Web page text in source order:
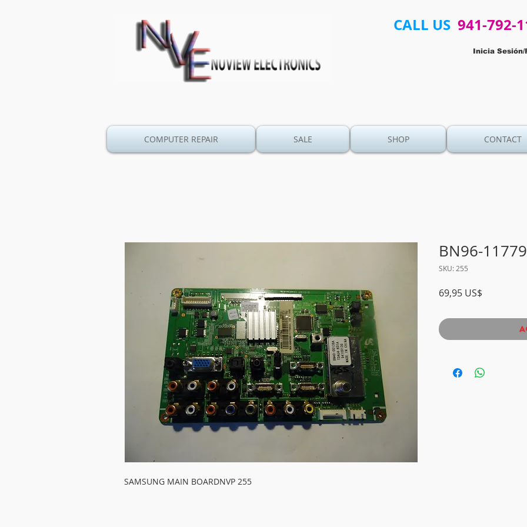
CALL US 941-792-
Inicia Sesión/
COMPUTER REPAIR SALE SHOP CONTACT
SAMSUNG MAIN BOARDNVP 255
BN96-
SKU: 255
69,95 US$